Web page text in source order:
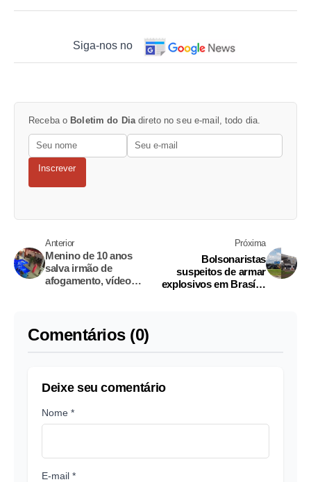
Siga-nos no
Receba o Boletim do Diadireto no seu e-mail, todo dia.
Inscrever
Anterior
Menino de 10 anos
salva irmão de
afogamento, vídeo
Próxima
Bolsonaristas
suspeitos de armar
explosivos em Brasília
Comentários (0)
Deixe seu comentário
Nome *
E-mail *